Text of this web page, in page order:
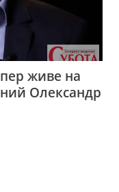
живе на
Олександр